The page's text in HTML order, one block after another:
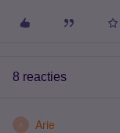
8 reacties
A Arie